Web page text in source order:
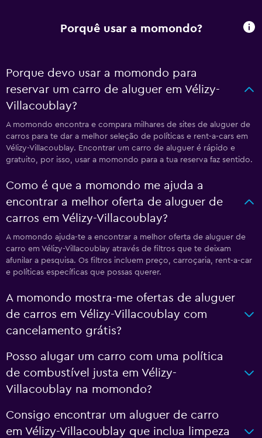
Porquê usar a momondo?
Porque devo usar a momondo para
reservar um carro de aluguer em Vélizy-
Villacoublay?
A momondo encontra e compara milhares de sites de aluguer de
carros para te dar a melhor seleção de políticas e rent-a-cars em
Vélizy-Villacoublay. Encontrar um carro de aluguer é rápido e
gratuito, por isso, usar a momondo para a tua reserva faz sentido.
Como é que a momondo me ajuda a
encontrar a melhor oferta de aluguer de
carros em Vélizy-Villacoublay?
A momondo ajuda-te a encontrar a melhor oferta de aluguer de
carro em Vélizy-Villacoublay através de filtros que te deixam
afunilar a pesquisa. Os filtros incluem preço, carroçaria, rent-a-car
e políticas específicas que possas querer.
A momondo mostra-me ofertas de aluguer
de carros em Vélizy-Villacoublay com
cancelamento grátis?
Posso alugar um carro com uma política
de combustível justa em Vélizy-
Villacoublay na momondo?
Consigo encontrar um aluguer de carro
em Vélizy-Villacoublay que inclua limpeza